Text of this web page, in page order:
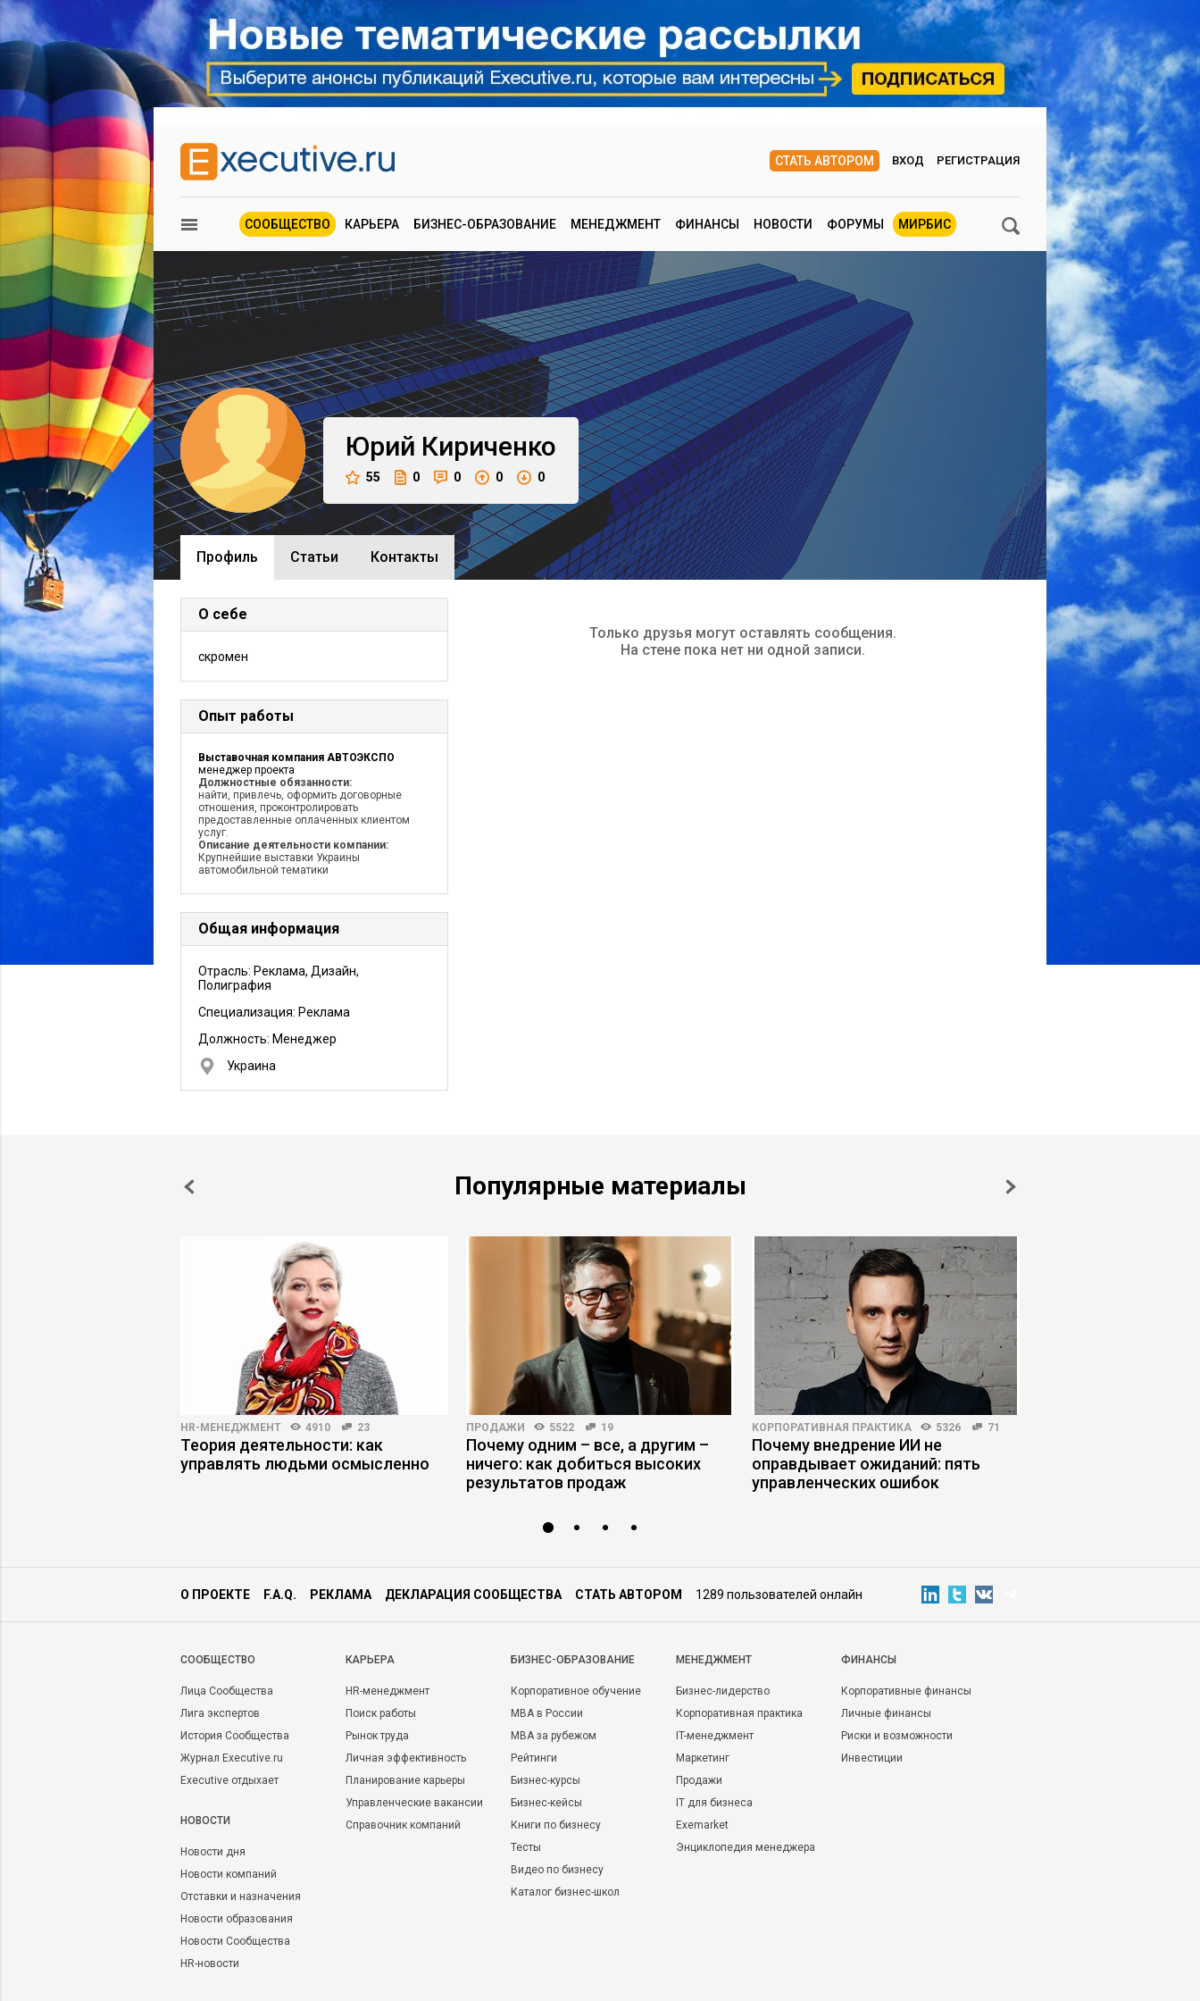
СТАТЬ АВТОРОМ ВХОД РЕГИСТРАЦИЯ
СООБЩЕСТВО КАРЬЕРА БИЗНЕС-ОБРАЗОВАНИЕ МЕНЕДЖМЕНТ ФИНАНСЫ НОВОСТИ ФОРУМЫ МИРБИС
Юрий Кириченко
55 0 0 0 0
Профиль Cтатьи Контакты
О себе
скромен
Опыт работы
Выставочная компания АВТОЭКСПО
менеджер проекта
Должностные обязанности:
найти, привлечь, оформить договорные
отношения, проконтролировать
предоставленные оплаченных клиентом
услуг.
Описание деятельности компании:
Крупнейшие выставки Украины
автомобильной тематики
Общая информация
Отрасль: Реклама, Дизайн,
Полиграфия
Специализация: Реклама
Должность: Менеджер
Украина
Только друзья могут оставлять сообщения.
На стене пока нет ни одной записи.
Популярные материалы
HR-МЕНЕДЖМЕНТ 4910 23
Теория деятельности: как
управлять людьми осмысленно
ПРОДАЖИ 5522 19
Почему одним – все, а другим –
ничего: как добиться высоких
результатов продаж
КОРПОРАТИВНАЯ ПРАКТИКА 5326 71
Почему внедрение ИИ не
оправдывает ожиданий: пять
управленческих ошибок
О ПРОЕКТЕ F.A.Q. РЕКЛАМА ДЕКЛАРАЦИЯ СООБЩЕСТВА СТАТЬ АВТОРОМ 1289 пользователей онлайн
CООБЩЕСТВО
Лица Сообщества
Лига экспертов
История Сообщества
Журнал Executive.ru
Executive отдыхает
НОВОСТИ
Новости дня
Новости компаний
Отставки и назначения
Новости образования
Новости Сообщества
HR-новости
КАРЬЕРА
HR-менеджмент
Поиск работы
Рынок труда
Личная эффективность
Планирование карьеры
Управленческие вакансии
Справочник компаний
БИЗНЕС-ОБРАЗОВАНИЕ
Корпоративное обучение
MBA в России
MBA за рубежом
Рейтинги
Бизнес-курсы
Бизнес-кейсы
Книги по бизнесу
Тесты
Видео по бизнесу
Каталог бизнес-школ
МЕНЕДЖМЕНТ
Бизнес-лидерство
Корпоративная практика
IT-менеджмент
Маркетинг
Продажи
IT для бизнеса
Exemarket
Энциклопедия менеджера
ФИНАНСЫ
Корпоративные финансы
Личные финансы
Риски и возможности
Инвестиции